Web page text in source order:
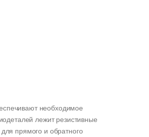
необходимое
лежит резистивные
прямого и обратного